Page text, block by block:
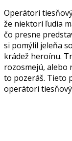
Operátori
že niektorí ľudia
čo presne
si pomýlil jeleňa
krádež heroínu.
rozosmejú, alebo
to pozeráš. Tieto
operátori